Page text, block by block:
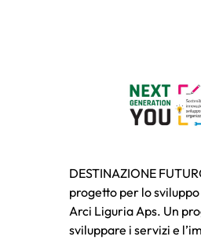
DESTINAZIONE
progetto per lo
Arci Liguria Aps. Un
sviluppare i servizi e